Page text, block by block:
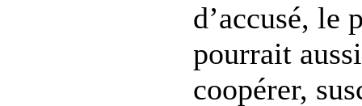
d’accusé, le
pourrait
coopérer,